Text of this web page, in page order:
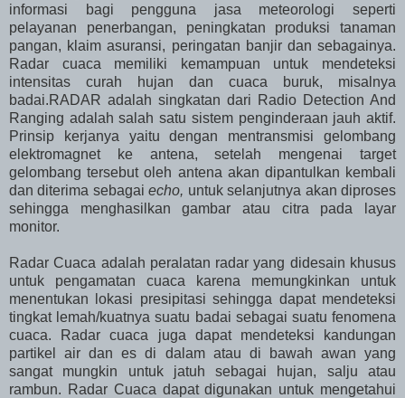
informasi bagi pengguna jasa meteorologi seperti
pelayanan penerbangan, peningkatan produksi tanaman
pangan, klaim asuransi, peringatan banjir dan sebagainya.
Radar cuaca memiliki kemampuan untuk mendeteksi
intensitas curah hujan dan cuaca buruk, misalnya
badai.RADAR adalah singkatan dari Radio Detection And
Ranging adalah salah satu sistem penginderaan jauh aktif.
Prinsip kerjanya yaitu dengan mentransmisi gelombang
elektromagnet ke antena, setelah mengenai target
gelombang tersebut oleh antena akan dipantulkan kembali
dan diterima sebagaiecho, untuk selanjutnya akan diproses
sehingga menghasilkan gambar atau citra pada layar
monitor.
Radar Cuaca adalah peralatan radar yang didesain khusus
untuk pengamatan cuaca karena memungkinkan untuk
menentukan lokasi presipitasi sehingga dapat mendeteksi
tingkat lemah/kuatnya suatu badai sebagai suatu fenomena
cuaca. Radar cuaca juga dapat mendeteksi kandungan
partikel air dan es di dalam atau di bawah awan yang
sangat mungkin untuk jatuh sebagai hujan, salju atau
rambun. Radar Cuaca dapat digunakan untuk mengetahui